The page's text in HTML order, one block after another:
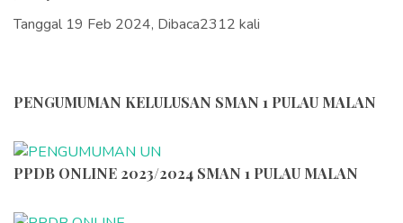
PENGUMUMAN KELULUSAN SMAN 1 PULAU MALAN
PPDB ONLINE 2023/2024 SMAN 1 PULAU MALAN
Tanggal 19 Feb 2024, Dibaca2312 kali